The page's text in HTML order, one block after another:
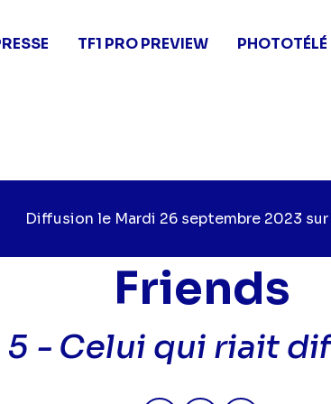
TF1 PRO PREVIEW PHOTOTÉLÉ
Diffusion le Jour
diffusion
Mardi 26 septembre 2023 sur
Friends
5 - Celui qui riait